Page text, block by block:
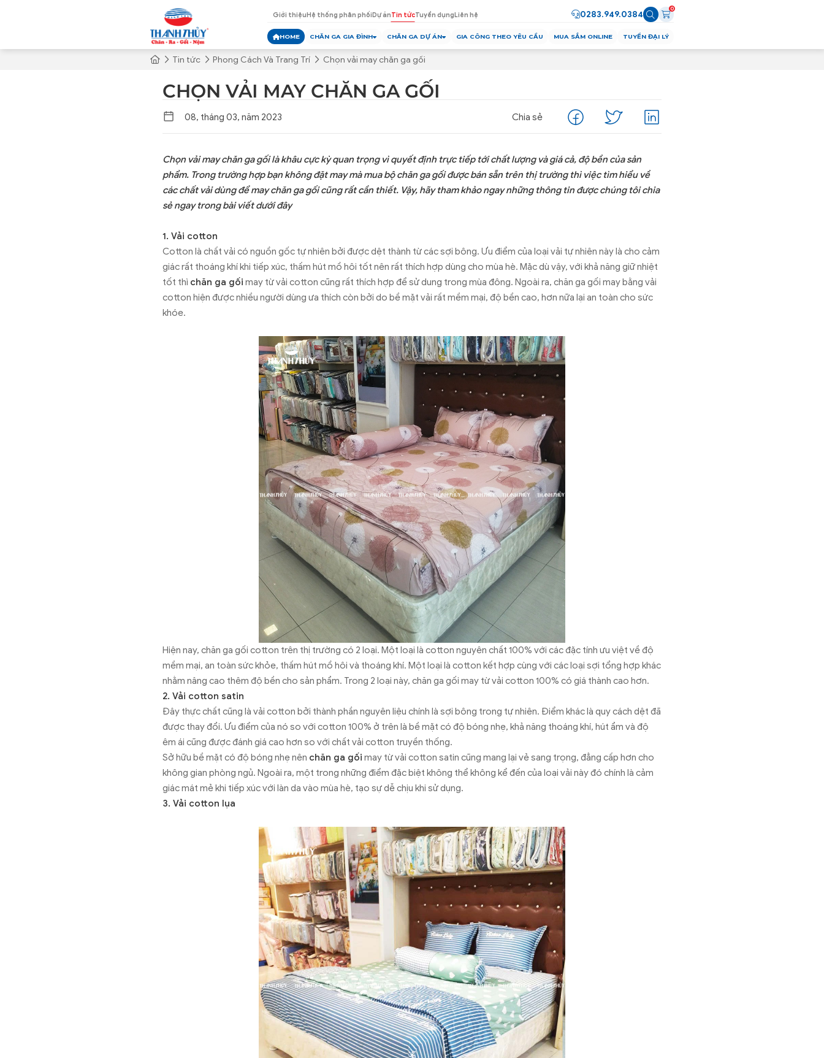
Giới thiệuHệ thống phân phốiDự ánTin tứcTuyển dụngLiên hệ 0283.949.0384
0
HOME CHĂN GA GIA ĐÌNH CHĂN GA DỰ ÁN GIA CÔNG THEO YÊU CẦU MUA SẮM ONLINE TUYỂN ĐẠI LÝ
Tin tức Phong Cách Và Trang Trí Chọn vải may chăn ga gối
CHỌN VẢI MAY CHĂN GA GỐI
08, tháng 03, năm 2023 Chia sẻ
Chọn vải may chăn ga gối là khâu cực kỳ quan trọng vì quyết định trực tiếp tới chất lượng và giá cả, độ bền của sản
phẩm. Trong trường hợp bạn không đặt may mà mua bộ chăn ga gối được bán sẵn trên thị trường thì việc tìm hiểu về
các chất vải dùng để may chăn ga gối cũng rất cần thiết. Vậy, hãy tham khảo ngay những thông tin được chúng tôi chia
sẻ ngay trong bài viết dưới đây
1. Vải cotton
Cotton là chất vải có nguồn gốc tự nhiên bởi được dệt thành từ các sợi bông. Ưu điểm của loại vải tự nhiên này là cho cảm
giác rất thoáng khí khi tiếp xúc, thấm hút mồ hôi tốt nên rất thích hợp dùng cho mùa hè. Mặc dù vậy, với khả năng giữ nhiệt
tốt thì chăn ga gối may từ vải cotton cũng rất thích hợp để sử dung trong mùa đông. Ngoài ra, chăn ga gối may bằng vải
cotton hiện được nhiều người dùng ưa thích còn bởi do bề mặt vải rất mềm mại, độ bền cao, hơn nữa lại an toàn cho sức
khóe.
Hiện nay, chăn ga gối cotton trên thị trường có 2 loại. Một loại là cotton nguyên chất 100% với các đặc tính ưu việt về độ
mềm mại, an toàn sức khỏe, thấm hút mồ hôi và thoáng khí. Một loại là cotton kết hợp cùng với các loại sợi tổng hợp khác
nhằm nâng cao thêm độ bền cho sản phẩm. Trong 2 loại này, chăn ga gối may từ vải cotton 100% có giá thành cao hơn.
2. Vải cotton satin
Đây thực chất cũng là vải cotton bởi thành phần nguyên liệu chính là sợi bông trong tự nhiên. Điểm khác là quy cách dệt đã
được thay đổi. Ưu điểm của nó so với cotton 100% ở trên là bề mặt có độ bóng nhẹ, khả năng thoáng khí, hút ẩm và độ
êm ái cũng được đánh giá cao hơn so với chất vải cotton truyền thống.
Sở hữu bề mặt có độ bóng nhẹ nên chăn ga gối may từ vải cotton satin cũng mang lại vẻ sang trọng, đẳng cấp hơn cho
không gian phòng ngủ. Ngoài ra, một trong những điểm đặc biệt không thể không kể đến của loại vải này đó chính là cảm
giác mát mẻ khi tiếp xúc với làn da vào mùa hè, tạo sự dễ chịu khi sử dụng.
3. Vải cotton lụa